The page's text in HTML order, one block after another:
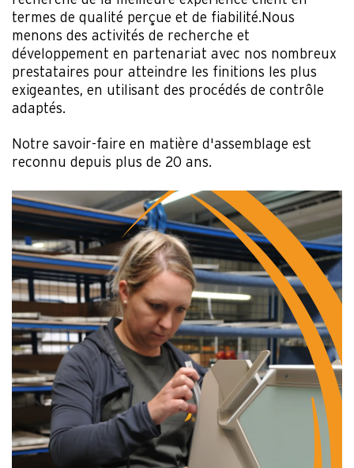
termes de qualité perçue et de fiabilité.Nous
menons des activités de recherche et
développement en partenariat avec nos nombreux
prestataires pour atteindre les finitions les plus
exigeantes, en utilisant des procédés de contrôle
adaptés.
Notre savoir-faire en matière d'assemblage est
reconnu depuis plus de 20 ans.